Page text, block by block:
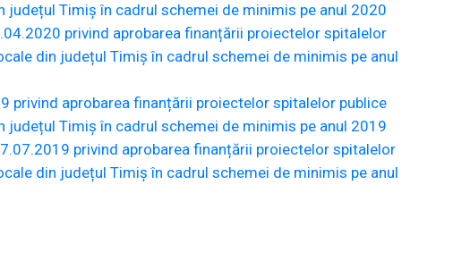
Timiș în cadrul schemei de minimis pe anul 2020
privind aprobarea finanțării proiectelor spitalelor
din județul Timiș în cadrul schemei de minimis pe anul
privind aprobarea finanțării proiectelor spitalelor publice
Timiș în cadrul schemei de minimis pe anul 2019
privind aprobarea finanțării proiectelor spitalelor
din județul Timiș în cadrul schemei de minimis pe anul